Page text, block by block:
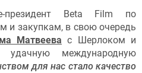
президент Beta Film по
и закупкам, в свою очередь
Матвеева с Шерлоком и
удачную международную
для нас стало качество